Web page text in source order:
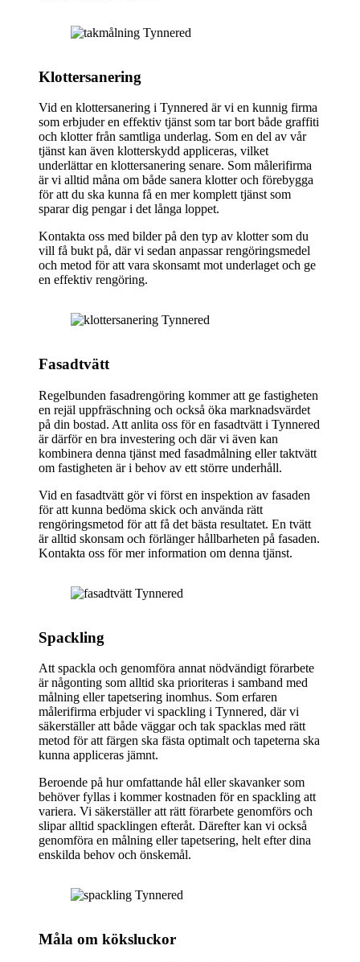
Klottersanering
Vid en klottersanering i Tynnered är vi en kunnig firma
som erbjuder en effektiv tjänst som tar bort både graffiti
och klotter från samtliga underlag. Som en del av vår
tjänst kan även klotterskydd appliceras, vilket
underlättar en klottersanering senare. Som målerifirma
är vi alltid måna om både sanera klotter och förebygga
för att du ska kunna få en mer komplett tjänst som
sparar dig pengar i det långa loppet.
Kontakta oss med bilder på den typ av klotter som du
vill få bukt på, där vi sedan anpassar rengöringsmedel
och metod för att vara skonsamt mot underlaget och ge
en effektiv rengöring.
Fasadtvätt
Regelbunden fasadrengöring kommer att ge fastigheten
en rejäl uppfräschning och också öka marknadsvärdet
på din bostad. Att anlita oss för en fasadtvätt i Tynnered
är därför en bra investering och där vi även kan
kombinera denna tjänst med fasadmålning eller taktvätt
om fastigheten är i behov av ett större underhåll.
Vid en fasadtvätt gör vi först en inspektion av fasaden
för att kunna bedöma skick och använda rätt
rengöringsmetod för att få det bästa resultatet. En tvätt
är alltid skonsam och förlänger hållbarheten på fasaden.
Kontakta oss för mer information om denna tjänst.
Spackling
Att spackla och genomföra annat nödvändigt förarbete
är någonting som alltid ska prioriteras i samband med
målning eller tapetsering inomhus. Som erfaren
målerifirma erbjuder vi spackling i Tynnered, där vi
säkerställer att både väggar och tak spacklas med rätt
metod för att färgen ska fästa optimalt och tapeterna ska
kunna appliceras jämnt.
Beroende på hur omfattande hål eller skavanker som
behöver fyllas i kommer kostnaden för en spackling att
variera. Vi säkerställer att rätt förarbete genomförs och
slipar alltid spacklingen efteråt. Därefter kan vi också
genomföra en målning eller tapetsering, helt efter dina
enskilda behov och önskemål.
Måla om köksluckor